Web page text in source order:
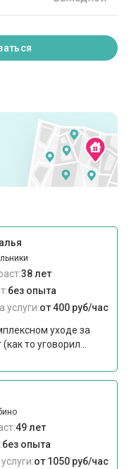
38 лет
без опыта
услуги:от 400 руб/час
уходе за
то уговорил...
49 лет
без опыта
услуги:от 1050 руб/час